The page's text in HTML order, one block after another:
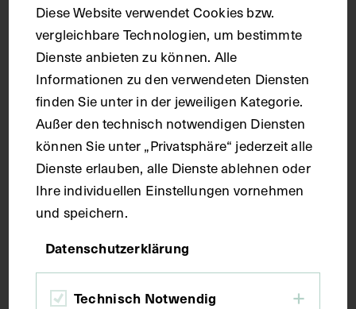
Porträt von Otto Marburg
Diese Website verwendet Cookies bzw.
vergleichbare Technologien, um bestimmte
Dienste anbieten zu können. Alle
Informationen zu den verwendeten Diensten
finden Sie unter in der jeweiligen Kategorie.
Außer den technisch notwendigen Diensten
können Sie unter „Privatsphäre“ jederzeit alle
Dienste erlauben, alle Dienste ablehnen oder
Ihre individuellen Einstellungen vornehmen
und speichern.
Datenschutzerklärung
Technisch Notwendig